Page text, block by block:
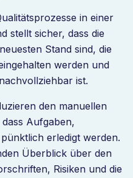
in einer
stellt sicher, dass die
Stand sind, die
werden und
ist.
den manuellen
Aufgaben,
erledigt werden.
Überblick über den
Risiken und die